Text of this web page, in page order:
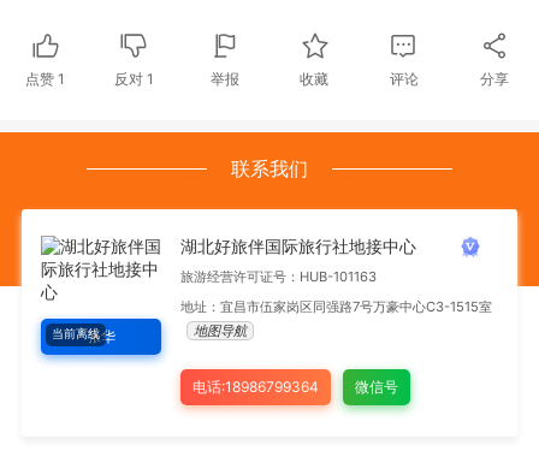
点赞 1 反对1 举报 收藏 评论 分享
联系我们
当前离线张华
湖北好旅伴国际旅行社地接中心
旅游经营许可证号：HUB-101163
地址：宜昌市伍家岗区同强路7号万豪中心C3-1515室
地图导航
电话:18986799364 微信号